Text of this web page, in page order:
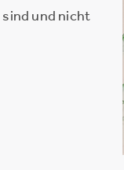
und nicht